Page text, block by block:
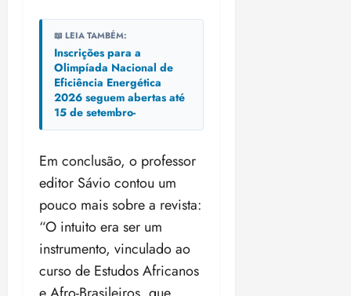
📖 LEIA TAMBÉM:
Inscrições para a
Olimpíada Nacional de
Eficiência Energética
2026 seguem abertas até
15 de setembro-
Em conclusão, o professor
editor Sávio contou um
pouco mais sobre a revista:
“O intuito era ser um
instrumento, vinculado ao
curso de Estudos Africanos